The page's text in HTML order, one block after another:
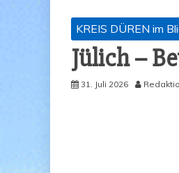
KREIS DÜREN im
Jülich –
31. Juli 2026